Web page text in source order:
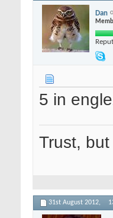
Dan
5 in
Trust, but
31st August 2012,